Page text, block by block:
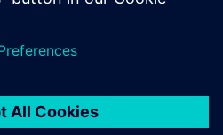
obradu. Osnovan 1973.
koja poboljšava kvalitetu
ugljikovanje, vruće preše i
materijala.